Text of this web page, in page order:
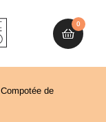
0
Compotée de